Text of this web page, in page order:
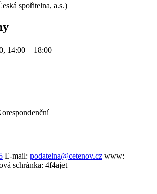
spořitelna, a.s.)
14:00 – 18:00
E-mail: podatelna@cetenov.cz www:
schránka: 4f4ajet